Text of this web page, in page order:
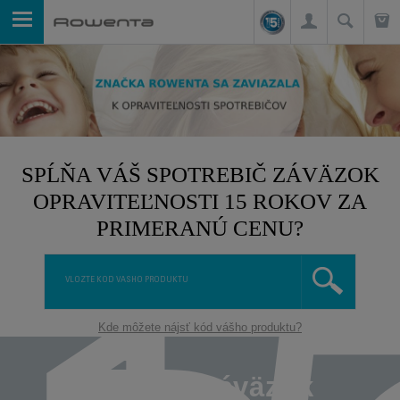
SPĹŇA VÁŠ SPOTREBIČ ZÁVÄZOK
OPRAVITEĽNOSTI 15 ROKOV ZA
PRIMERANÚ CENU?
Kde môžete nájsť kód vášho produktu?
Čo je to záväzok